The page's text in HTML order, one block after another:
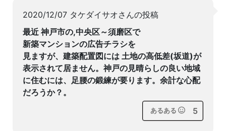
2020/12/07 タケダイサオさんの投稿
最近 神戸市の,中央区～須磨区で
新築マンションの広告チラシを
見ますが、建築配置図には 土地の高低差(坂道)が
表示されて居ません。神戸の見晴らしの良い地域
に住むには、足腰の鍛練が要ります。余計な心配
だろうか？。
あるある 5